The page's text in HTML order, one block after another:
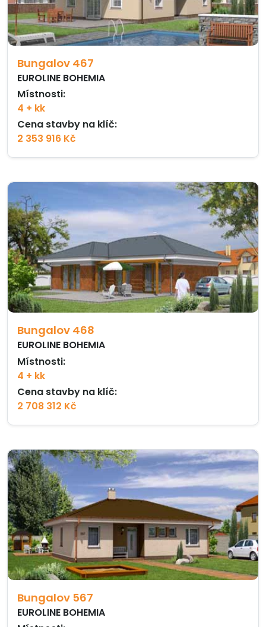
Bungalov 467
EUROLINE BOHEMIA
Místnosti:
4 + kk
Cena stavby na klíč:
2 353 916 Kč
Bungalov 468
EUROLINE BOHEMIA
Místnosti:
4 + kk
Cena stavby na klíč:
2 708 312 Kč
Bungalov 567
EUROLINE BOHEMIA